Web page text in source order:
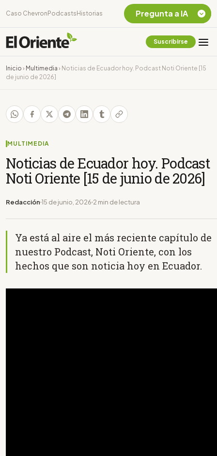
Caso Chevron Podcasts Historias
Suscribirse
Inicio › Multimedia › Noticias de Ecuador hoy. Podcast Noti Oriente [15
de junio de 2026]
MULTIMEDIA
Noticias de Ecuador hoy. Podcast
Noti Oriente [15 de junio de 2026]
Redacción 15 de junio, 2026 2 min de lectura
Ya está al aire el más reciente capítulo de
nuestro Podcast, Noti Oriente, con los
hechos que son noticia hoy en Ecuador.
Pregunta a IA
Chevron Ecuador